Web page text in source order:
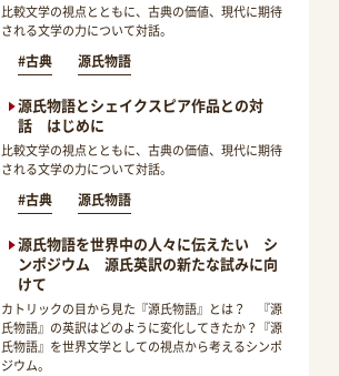
比較文学の視点とともに、古典の価値、現代に期待
される文学の力について対話。
#古典 源氏物語
源氏物語とシェイクスピア作品との対
話 はじめに
比較文学の視点とともに、古典の価値、現代に期待
される文学の力について対話。
#古典 源氏物語
源氏物語を世界中の人々に伝えたい シ
ンポジウム 源氏英訳の新たな試みに向
けて
カトリックの目から見た『源氏物語』とは？ 『源
氏物語』の英訳はどのように変化してきたか？『源
氏物語』を世界文学としての視点から考えるシンポ
ジウム。